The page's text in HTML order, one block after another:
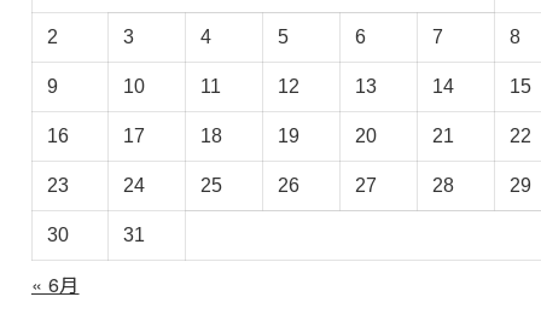
の
ア
ー
カ
イ
ブ
2 3 4 5 6 7 8
9 10 11 12 13 14 15
16 17 18 19 20 21 22
23 24 25 26 27 28 29
30 31
« 6月